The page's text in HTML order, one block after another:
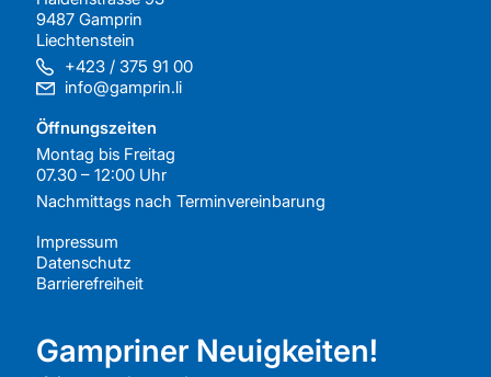
9487 Gamprin
Liechtenstein
+423 / 375 91 00
info@gamprin.li
Öffnungszeiten
Montag bis Freitag
07.30 – 12:00 Uhr
Nachmittags nach Terminvereinbarung
Impressum
Datenschutz
Barrierefreiheit
Gampriner Neuigkeiten!